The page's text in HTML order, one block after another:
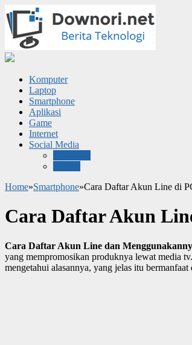
Komputer
Laptop
Smartphone
Aplikasi
Game
Internet
Social Media
Home»Smartphone»Cara Daftar Akun Line di
Cara Daftar Akun
Cara Daftar Akun Line dan
yang mempromosikan produknya lewat media
mengetahui alasannya, yang jelas itu